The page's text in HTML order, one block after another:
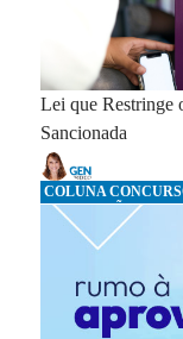
Lei que Restringe
Sancionada
COLUNA
APROVAÇÃO